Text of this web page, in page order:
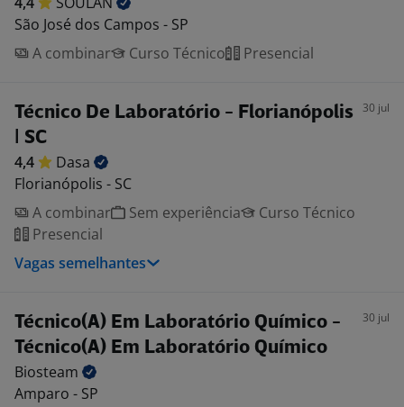
São José dos Campos - SP
A combinar
Curso Técnico Presencial
Técnico De Laboratório - Florianópolis
| SC
30 jul
4,4
Dasa
Florianópolis - SC
A combinar
Sem experiência
Curso Técnico
Presencial
Vagas semelhantes
Técnico(A) Em Laboratório Químico -
Técnico(A) Em Laboratório Químico
30 jul
Biosteam
Amparo - SP